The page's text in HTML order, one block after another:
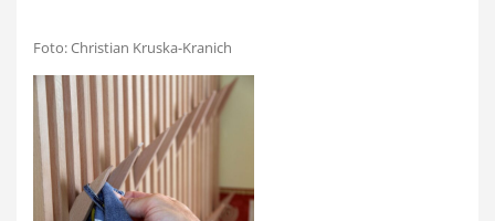
Foto: Christian Kruska-Kranich